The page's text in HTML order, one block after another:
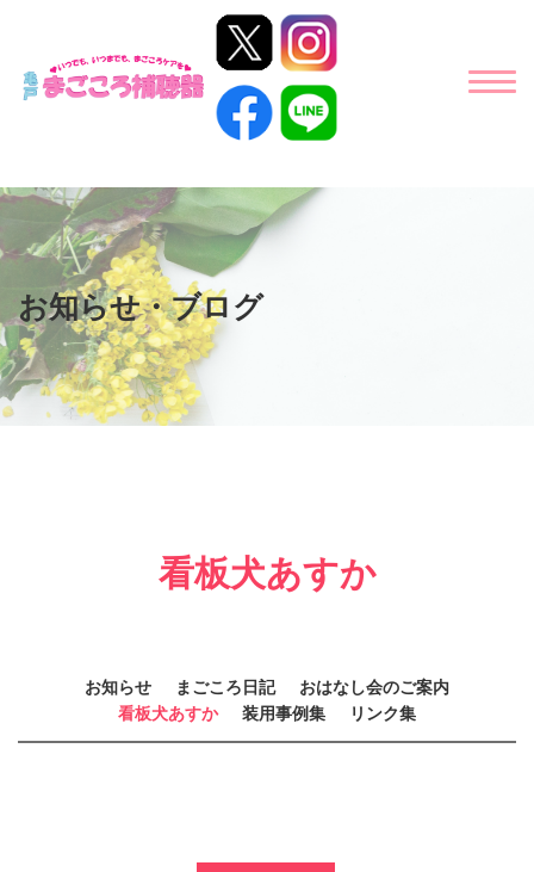
お知らせ・ブログ
看板犬あすか
お知らせ まごころ日記
おはなし会のご案内
看板犬あすか
装用事例集 リンク集